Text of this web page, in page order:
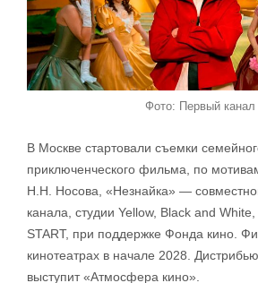
Фото: Первый канал
В Москве стартовали съемки
приключенческого фильма, по
Н.Н. Носова, «Незнайка» —
канала, студии Yellow, Black and
START, при поддержке Фонда кино.
кинотеатрах в начале 2028.
выступит «Атмосфера кино».